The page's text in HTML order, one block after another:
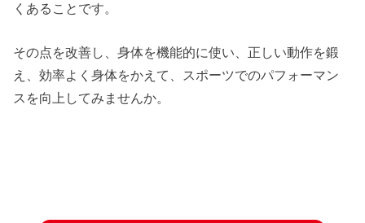
くあることです。
その点を改善し、身体を機能的に使い、正しい動作を鍛
え、効率よく身体をかえて、スポーツでのパフォーマン
スを向上してみませんか。